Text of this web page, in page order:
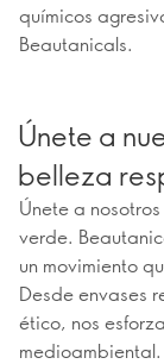
químicos
Beautanicals.
Únete a
belleza
Únete a
verde.
un movimiento
Desde envases
ético, nos